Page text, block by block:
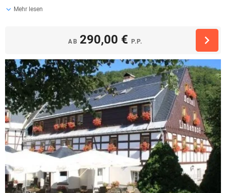
Mehr lesen
AB 290,00 € P.P.